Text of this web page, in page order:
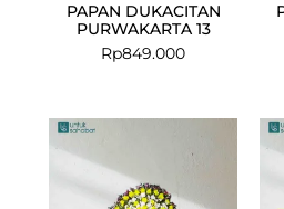
PAPAN DUKACITAN
PURWAKARTA 13
Rp849.000